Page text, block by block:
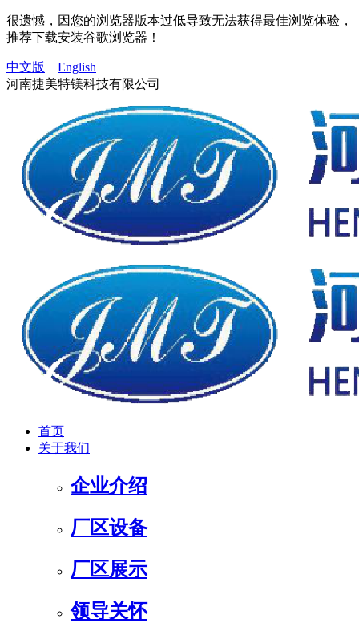
很遗憾，因您的浏览器版本过低导致无法获得最佳浏览体验，
推荐下载安装谷歌浏览器！
中文版
English
河南捷美特镁科技有限公司
首页
关于我们
企业介绍
厂区设备
厂区展示
领导关怀